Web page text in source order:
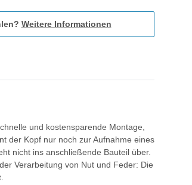
Weitere Informationen
und kostensparende Montage,
der Kopf nur noch zur Aufnahme eines
nicht ins anschließende Bauteil über.
Verarbeitung von Nut und Feder: Die